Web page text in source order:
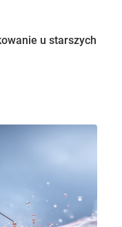
u starszych